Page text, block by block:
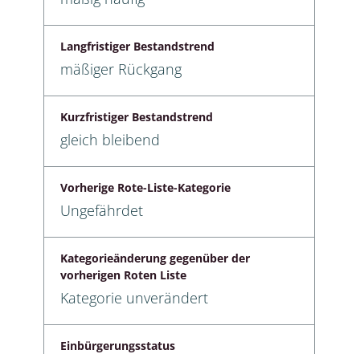
Langfristiger Bestandstrend
mäßiger Rückgang
Kurzfristiger Bestandstrend
gleich bleibend
Vorherige Rote-Liste-Kategorie
Ungefährdet
Kategorieänderung gegenüber der
vorherigen Roten Liste
Kategorie unverändert
Einbürgerungsstatus